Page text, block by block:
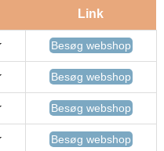
Link
Besøg webshop
Besøg webshop
Besøg webshop
Besøg webshop